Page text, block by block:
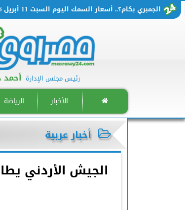
الجمبري بكام؟.. أسعار السمك اليوم السبت 11 أبريل 2026 في الأسواق المصرية
رئيس مجلس الإدارة
الأخبار الرياضة
أخبار عربية
الجيش الأردني